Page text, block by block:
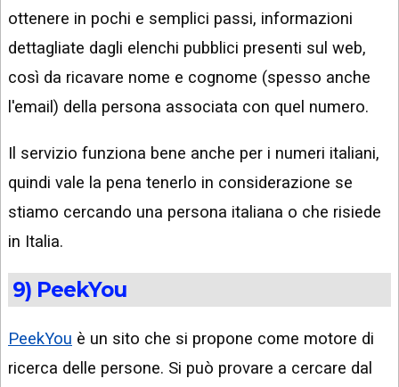
ottenere in pochi e semplici passi, informazioni
dettagliate dagli elenchi pubblici presenti sul web,
così da ricavare nome e cognome (spesso anche
l'email) della persona associata con quel numero.
Il servizio funziona bene anche per i numeri italiani,
quindi vale la pena tenerlo in considerazione se
stiamo cercando una persona italiana o che risiede
in Italia.
9) PeekYou
PeekYou è un sito che si propone come motore di
ricerca delle persone. Si può provare a cercare dal